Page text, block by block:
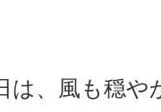
は、風も穏